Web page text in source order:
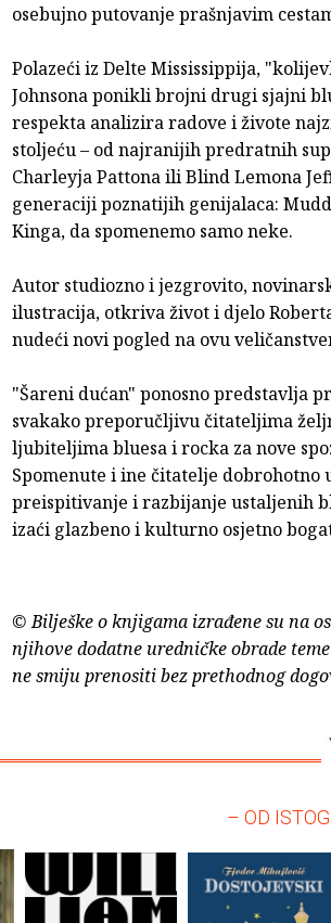
osebujno putovanje prašnjavim
Polazeći iz Delte Mississippija,
Johnsona ponikli brojni drugi sjajni
respekta analizira radove i živote
stoljeću – od najranijih predratnih
Charleyja Pattona ili Blind Lemona
generaciji poznatijih genijalaca:
Kinga, da spomenemo samo neke.
Autor studiozno i jezgrovito,
ilustracija, otkriva život i djelo
nudeći novi pogled na ovu
"Šareni dućan" ponosno predstavlja
svakako preporučljivu čitateljima
ljubiteljima bluesa i rocka za nove
Spomenute i ine čitatelje dobrohotno
preispitivanje i razbijanje ustaljenih
izaći glazbeno i kulturno osjetno
© Bilješke o knjigama izrađene su na
njihove dodatne uredničke obrade
ne smiju prenositi bez prethodnog
– OD